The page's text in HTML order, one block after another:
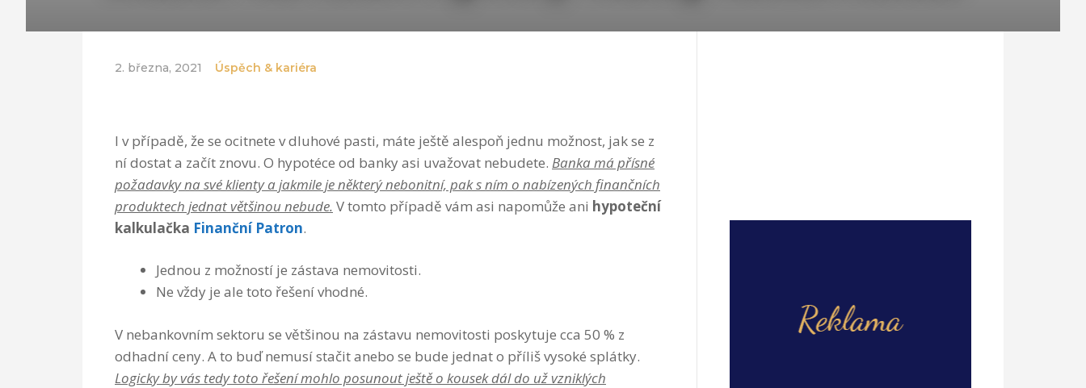
2. března, 2021 Úspěch & kariéra
I v případě, že se ocitnete v dluhové pasti, máte ještě alespoň jednu možnost, jak se z
ní dostat a začít znovu. O hypotéce od banky asi uvažovat nebudete. Banka má přísné
požadavky na své klienty a jakmile je některý nebonitní, pak s ním o nabízených finančních
produktech jednat většinou nebude. V tomto případě vám asi napomůže ani hypoteční
kalkulačka Finanční Patron.
Jednou z možností je zástava nemovitosti.
Ne vždy je ale toto řešení vhodné.
V nebankovním sektoru se většinou na zástavu nemovitosti poskytuje cca 50 % z
odhadní ceny. A to buď nemusí stačit anebo se bude jednat o příliš vysoké splátky.
Logicky by vás tedy toto řešení mohlo posunout ještě o kousek dál do už vzniklých